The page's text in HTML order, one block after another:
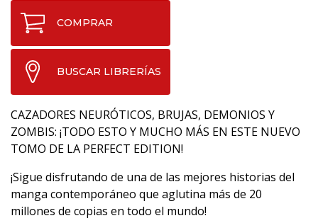
COMPRAR
BUSCAR LIBRERÍAS
CAZADORES NEURÓTICOS, BRUJAS, DEMONIOS Y
ZOMBIS: ¡TODO ESTO Y MUCHO MÁS EN ESTE NUEVO
TOMO DE LA PERFECT EDITION!
¡Sigue disfrutando de una de las mejores historias del
manga contemporáneo que aglutina más de 20
millones de copias en todo el mundo!